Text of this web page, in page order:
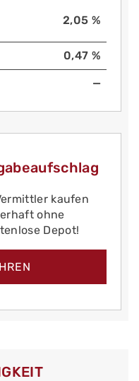
2,05 %
0,47 %
—
kaufen
ohne
Depot!